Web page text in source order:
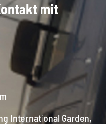
mit
International Garden,